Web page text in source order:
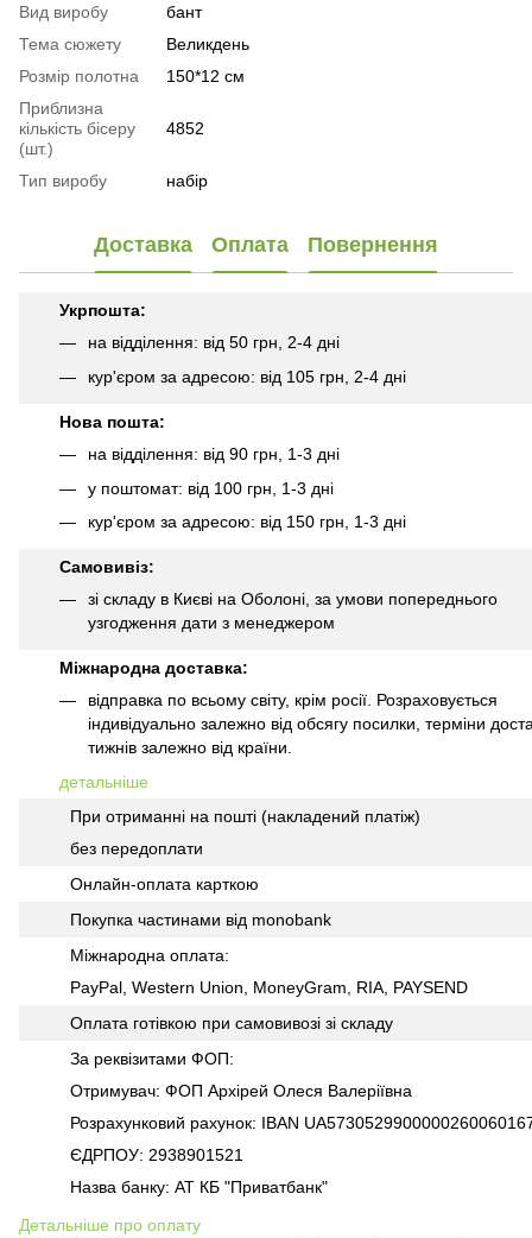
Вид виробу
бант
Тема сюжету
Великдень
Розмір полотна
150*12 см
Приблизна
кількість бісеру
(шт.)
4852
Тип виробу набір
Доставка Оплата Повернення
Укрпошта:
на відділення: від 50 грн, 2-4 дні
кур'єром за адресою: від 105 грн, 2-4 дні
Нова пошта:
на відділення: від 90 грн, 1-3 дні
у поштомат: від 100 грн, 1-3 дні
кур'єром за адресою: від 150 грн, 1-3 дні
Самовивіз:
зі складу в Києві на Оболоні, за умови попереднього
узгодження дати з менеджером
Міжнародна доставка:
відправка по всьому світу, крім росії. Розраховується
індивідуально залежно від обсягу посилки, терміни
тижнів залежно від країни.
детальніше
При отриманні на пошті (накладений платіж)
без передоплати
Онлайн-оплата карткою
Покупка частинами від monobank
Міжнародна оплата:
PayPal, Western Union, MoneyGram, RIA, PAYSEND
Оплата готівкою при самовивозі зі складу
За реквізитами ФОП:
Отримувач: ФОП Архірей Олеся Валеріївна
Розрахунковий рахунок: IBAN
ЄДРПОУ: 2938901521
Назва банку: АТ КБ "Приватбанк"
Детальніше про оплату